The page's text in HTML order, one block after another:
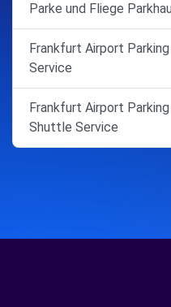
Parke und Fliege
Frankfurt Airport
Service
Frankfurt Airport
Shuttle Service